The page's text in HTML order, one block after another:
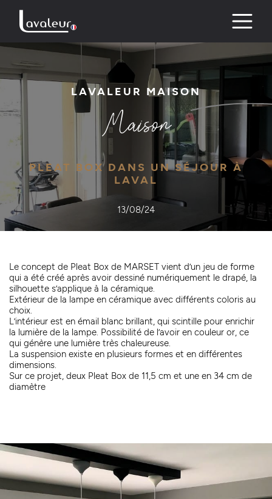
content
LAVALEUR MAISON
Maison
PLEAT BOX DANS UN SÉJOUR À
LAVAL
13/08/24
Le concept de Pleat Box de MARSET vient d’un jeu de forme
qui a été créé après avoir dessiné numériquement le drapé, la
silhouette s’applique à la céramique.
Extérieur de la lampe en céramique avec différents coloris au
choix.
L’intérieur est en émail blanc brillant, qui scintille pour enrichir
la lumière de la lampe. Possibilité de l’avoir en couleur or, ce
qui génère une lumière très chaleureuse.
La suspension existe en plusieurs formes et en différentes
dimensions.
Sur ce projet, deux Pleat Box de 11,5 cm et une en 34 cm de
diamètre